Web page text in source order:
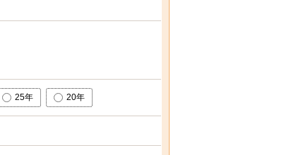
25年 20年